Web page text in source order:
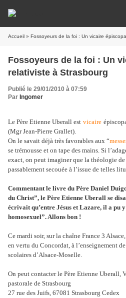
Accueil » Fossoyeurs de la foi : Un vicaire
Fossoyeurs de la foi : Un
relativiste à Strasbourg
Publié le 29/01/2010 à 07:59
Par Ingomer
Le Père Etienne Uberall est vicaire
(Mgr Jean-Pierre Grallet).
On le savait déjà très favorables aux “
se trémousse et on tape des mains. Si
exact, on peut imaginer que la théologie de
passablement secouée à l’issue de telles
Commentant le livre du Père Daniel
du Christ”, le Père Etienne Uberall se
écrivait qu’entre Jésus et Lazare, il a pu
homosexuel”. Allons bon !
Ce mardi soir, sur la chaîne France 3
en vertu du Concordat, à l’enseignement
scolaires d’Alsace-Moselle.
On peut contacter le Père Etienne Uberall,
pastorale de Strasbourg
27 rue des Juifs, 67081 Strasbourg Cedex